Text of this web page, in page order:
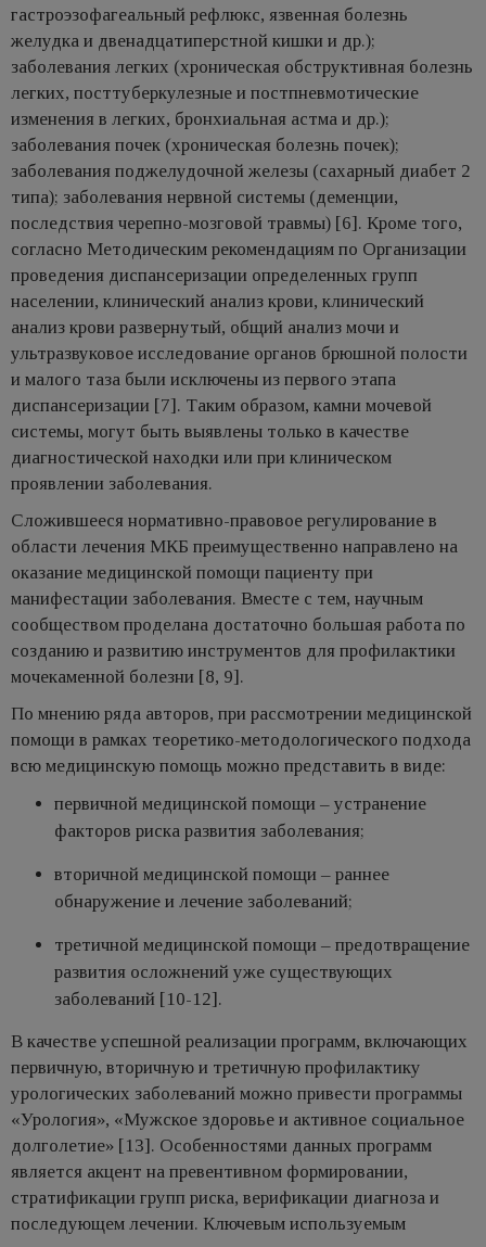
гастроэзофагеальный рефлюкс, язвенная болезнь
желудка и двенадцатиперстной кишки и др.);
заболевания легких (хроническая обструктивная болезнь
легких, посттуберкулезные и постпневмотические
изменения в легких, бронхиальная астма и др.);
заболевания почек (хроническая болезнь почек);
заболевания поджелудочной железы (сахарный диабет 2
типа); заболевания нервной системы (деменции,
последствия черепно-мозговой травмы) [6]. Кроме того,
согласно Методическим рекомендациям по Организации
проведения диспансеризации определенных групп
населении, клинический анализ крови, клинический
анализ крови развернутый, общий анализ мочи и
ультразвуковое исследование органов брюшной полости
и малого таза были исключены из первого этапа
диспансеризации [7]. Таким образом, камни мочевой
системы, могут быть выявлены только в качестве
диагностической находки или при клиническом
проявлении заболевания.
Сложившееся нормативно-правовое регулирование в
области лечения МКБ преимущественно направлено на
оказание медицинской помощи пациенту при
манифестации заболевания. Вместе с тем, научным
сообществом проделана достаточно большая работа по
созданию и развитию инструментов для профилактики
мочекаменной болезни [8, 9].
По мнению ряда авторов, при рассмотрении медицинской
помощи в рамках теоретико-методологического подхода
всю медицинскую помощь можно представить в виде:
первичной медицинской помощи – устранение
факторов риска развития заболевания;
вторичной медицинской помощи – раннее
обнаружение и лечение заболеваний;
третичной медицинской помощи – предотвращение
развития осложнений уже существующих
заболеваний [10-12].
В качестве успешной реализации программ, включающих
первичную, вторичную и третичную профилактику
урологических заболеваний можно привести программы
«Урология», «Мужское здоровье и активное социальное
долголетие» [13]. Особенностями данных программ
является акцент на превентивном формировании,
стратификации групп риска, верификации диагноза и
последующем лечении. Ключевым используемым